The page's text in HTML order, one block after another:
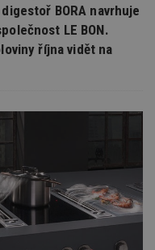
BORA navrhuje
LE BON.
října vidět na